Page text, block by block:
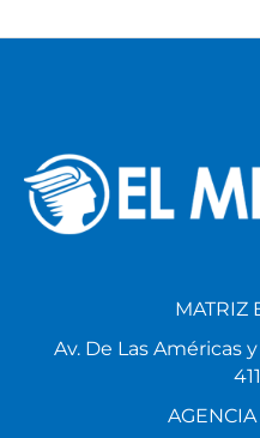
MATRIZ
Av. De Las Américas